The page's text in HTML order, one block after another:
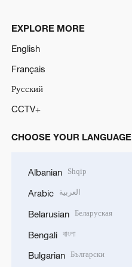
EXPLORE MORE
English
Français
Русский
CCTV+
CHOOSE YOUR LANGUAGE
Albanian Shqip
Arabic العربية
Belarusian Беларуская
Bengali বাংলা
Bulgarian Български